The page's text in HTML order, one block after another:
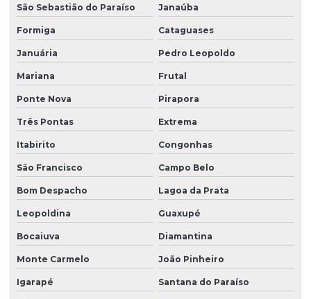
São Sebastião do Paraíso Janaúba
Formiga Cataguases
Januária Pedro Leopoldo
Mariana Frutal
Ponte Nova Pirapora
Três Pontas Extrema
Itabirito Congonhas
São Francisco Campo Belo
Bom Despacho Lagoa da Prata
Leopoldina Guaxupé
Bocaiuva Diamantina
Monte Carmelo João Pinheiro
Igarapé Santana do Paraíso